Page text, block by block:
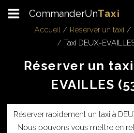
CommanderUnTaxi
Accueil Réserver un taxi
Taxi DEUX-
Réserver un
EVAILLES
Réserver rapidement un taxi à
Nous pouvons vous mettre en